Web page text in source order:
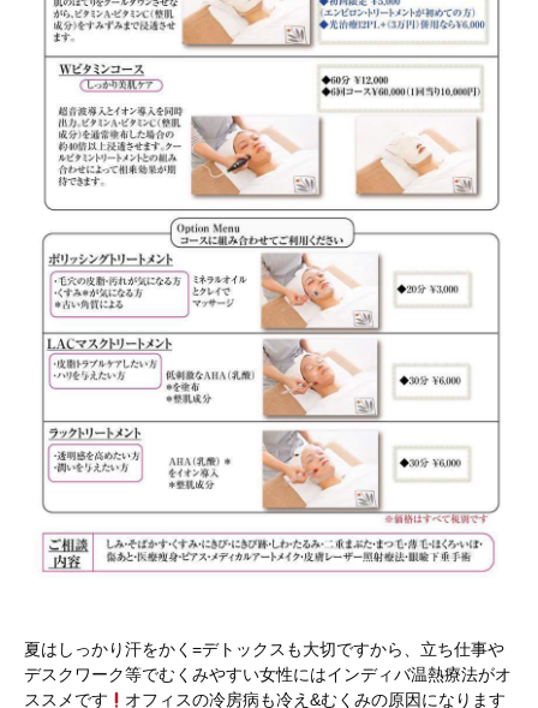
夏はしっかり汗をかく=デトックスも大切ですから、立ち仕事や
デスクワーク等でむくみやすい女性にはインディバ温熱療法がオ
ススメです
オフィスの冷房病も冷え&むくみの原因になります